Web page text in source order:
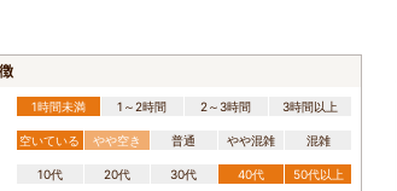
1時間未満 1～2時間 2～3時間 3時間以上
空いている やや空き 普通 やや混雑 混雑
10代 20代 30代 40代 50代以上